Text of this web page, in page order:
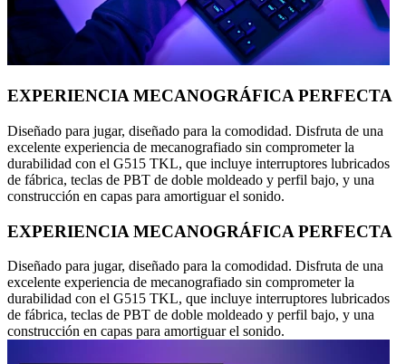
EXPERIENCIA MECANOGRÁFICA PERFECTA
Diseñado para jugar, diseñado para la comodidad. Disfruta de una
excelente experiencia de mecanografiado sin comprometer la
durabilidad con el G515 TKL, que incluye interruptores lubricados
de fábrica, teclas de PBT de doble moldeado y perfil bajo, y una
construcción en capas para amortiguar el sonido.
EXPERIENCIA MECANOGRÁFICA PERFECTA
Diseñado para jugar, diseñado para la comodidad. Disfruta de una
excelente experiencia de mecanografiado sin comprometer la
durabilidad con el G515 TKL, que incluye interruptores lubricados
de fábrica, teclas de PBT de doble moldeado y perfil bajo, y una
construcción en capas para amortiguar el sonido.